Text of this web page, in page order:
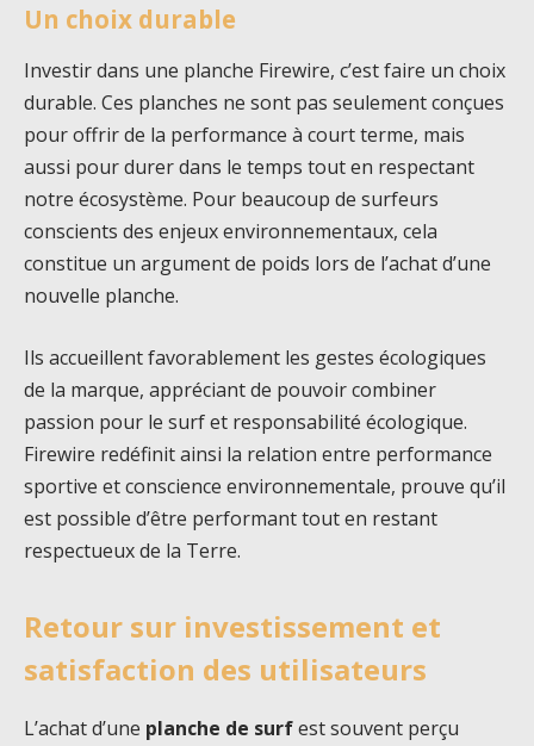
Un choix durable
Investir dans une planche Firewire, c’est faire un choix
durable. Ces planches ne sont pas seulement conçues
pour offrir de la performance à court terme, mais
aussi pour durer dans le temps tout en respectant
notre écosystème. Pour beaucoup de surfeurs
conscients des enjeux environnementaux, cela
constitue un argument de poids lors de l’achat d’une
nouvelle planche.
Ils accueillent favorablement les gestes écologiques
de la marque, appréciant de pouvoir combiner
passion pour le surf et responsabilité écologique.
Firewire redéfinit ainsi la relation entre performance
sportive et conscience environnementale, prouve qu’il
est possible d’être performant tout en restant
respectueux de la Terre.
Retour sur investissement et
satisfaction des utilisateurs
L’achat d’une planche de surfest souvent perçu